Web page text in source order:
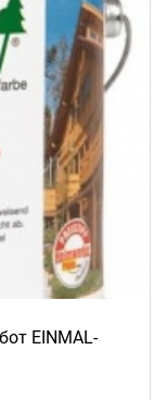
EINMAL-